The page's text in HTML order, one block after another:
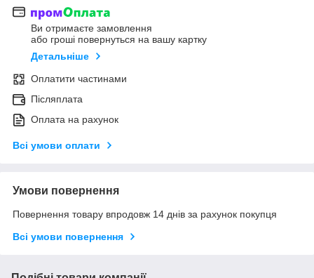
Ви отримаєте замовлення
або гроші повернуться на вашу картку
Детальніше
Оплатити частинами
Післяплата
Оплата на рахунок
Всі умови оплати
Умови повернення
Повернення товару впродовж 14 днів за рахунок покупця
Всі умови повернення